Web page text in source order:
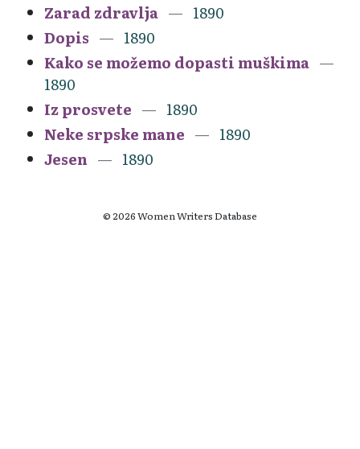
Zarad zdravlja
1890
Dopis
1890
Kako se možemo dopasti muškima
1890
Iz prosvete
1890
Neke srpske mane
1890
Jesen
1890
© 2026 Women Writers Database